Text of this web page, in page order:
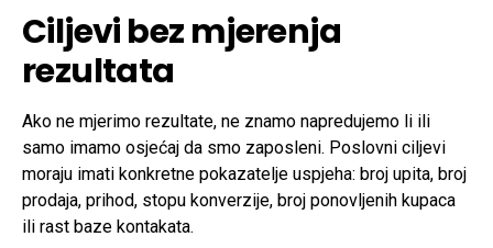
Ciljevi bez mjerenja
rezultata
Ako ne mjerimo rezultate, ne znamo napredujemo li ili
samo imamo osjećaj da smo zaposleni. Poslovni ciljevi
moraju imati konkretne pokazatelje uspjeha: broj upita, broj
prodaja, prihod, stopu konverzije, broj ponovljenih kupaca
ili rast baze kontakata.